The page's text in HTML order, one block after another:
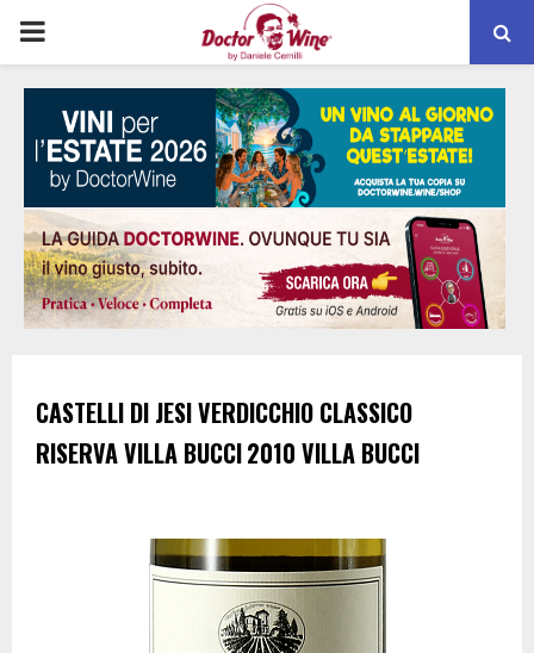
PRIMARY
MENU
CASTELLI DI JESI VERDICCHIO CLASSICO
RISERVAVILLA BUCCI2010 VILLA BUCCI